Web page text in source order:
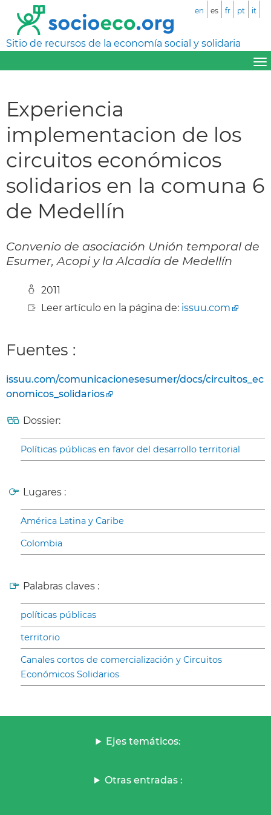
Sitio de recursos de la economía social y solidaria
en es fr pt it
Experiencia
implementacion de los
circuitos económicos
solidarios en la comuna 6
de Medellín
Convenio de asociación Unión temporal de
Esumer, Acopi y la Alcadía de Medellín
2011
Leer artículo en la página de: issuu.com
Fuentes :
issuu.com/comunicacionesesumer/docs/circuitos_ec
onomicos_solidarios
Dossier:
Políticas públicas en favor del desarrollo territorial
Lugares :
América Latina y Caribe
Colombia
Palabras claves :
políticas públicas
territorio
Canales cortos de comercialización y Circuitos
Económicos Solidarios
Ejes temáticos:
Otras entradas :